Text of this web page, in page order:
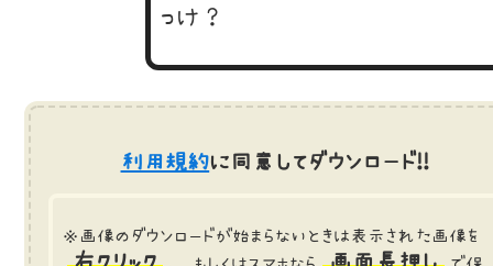
っけ？
利用規約に同意してダウンロード!!
※画像のダウンロードが始まらないときは表示された画像を